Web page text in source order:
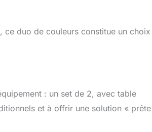
ce duo de couleurs constitue un choix
: un set de 2, avec table
et à offrir une solution « prête